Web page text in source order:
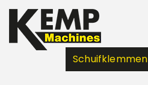
Schuifklemmen